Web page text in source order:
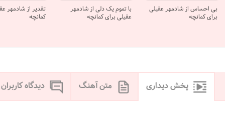
بی احساس از شادمهر عقیلی
برای کمانچه
با تموم یک دلی از شادمهر
عقیلی برای کمانچه
تقدیر از شادمهر
کمانچه
پخش دیداری متن آهنگ دیدگاه کاربران